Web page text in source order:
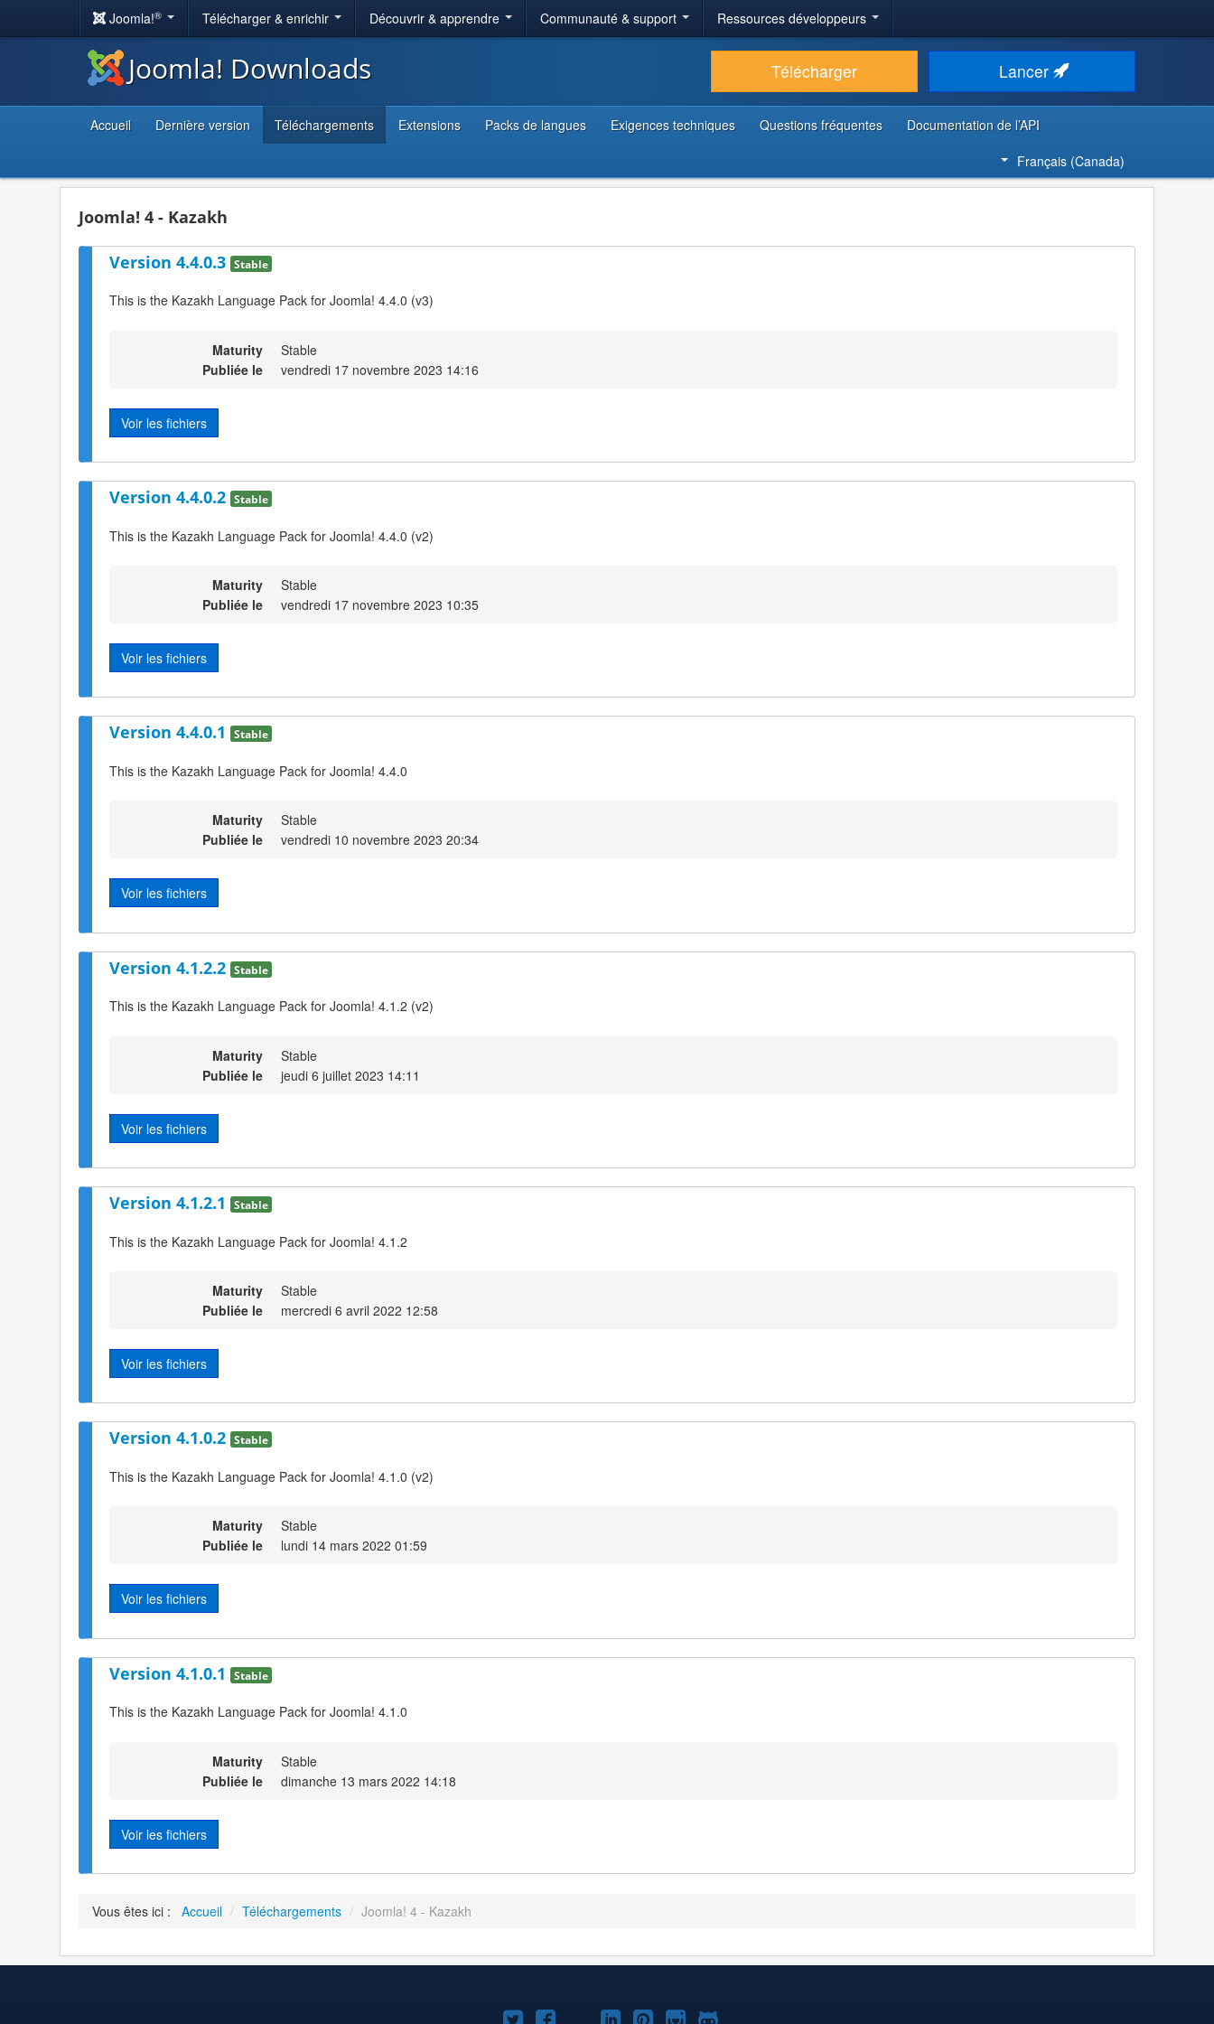
Joomla!® Télécharger & enrichir Découvrir & apprendre Communauté & support Ressources développeurs
Joomla! Downloads Télécharger Lancer
Accueil Dernière version Téléchargements Extensions Packs de langues Exigences techniques Questions fréquentes
Documentation de l’API
Français (Canada)
Joomla! 4 - Kazakh
Version 4.4.0.3 Stable
This is the Kazakh Language Pack for Joomla! 4.4.0 (v3)
Maturity
Stable
Publiée le
vendredi 17 novembre 2023 14:16
Voir les fichiers
Version 4.4.0.2 Stable
This is the Kazakh Language Pack for Joomla! 4.4.0 (v2)
Maturity
Stable
Publiée le
vendredi 17 novembre 2023 10:35
Voir les fichiers
Version 4.4.0.1 Stable
This is the Kazakh Language Pack for Joomla! 4.4.0
Maturity
Stable
Publiée le
vendredi 10 novembre 2023 20:34
Voir les fichiers
Version 4.1.2.2 Stable
This is the Kazakh Language Pack for Joomla! 4.1.2 (v2)
Maturity
Stable
Publiée le
jeudi 6 juillet 2023 14:11
Voir les fichiers
Version 4.1.2.1 Stable
This is the Kazakh Language Pack for Joomla! 4.1.2
Maturity
Stable
Publiée le
mercredi 6 avril 2022 12:58
Voir les fichiers
Version 4.1.0.2 Stable
This is the Kazakh Language Pack for Joomla! 4.1.0 (v2)
Maturity
Stable
Publiée le
lundi 14 mars 2022 01:59
Voir les fichiers
Version 4.1.0.1 Stable
This is the Kazakh Language Pack for Joomla! 4.1.0
Maturity
Stable
Publiée le
dimanche 13 mars 2022 14:18
Voir les fichiers
Vous êtes ici : Accueil / Téléchargements / Joomla! 4 - Kazakh